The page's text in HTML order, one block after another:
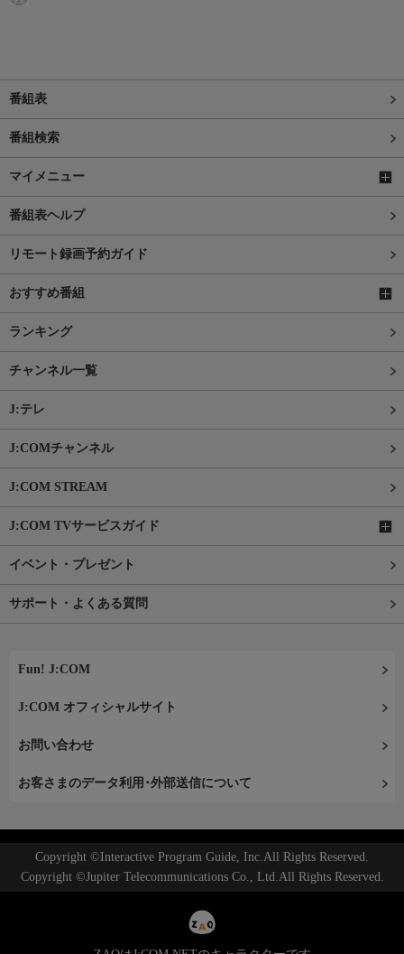
番組表
番組検索
マイメニュー
番組表ヘルプ
リモート録画予約ガイド
おすすめ番組
ランキング
チャンネル一覧
J:テレ
J:COMチャンネル
J:COM STREAM
J:COM TVサービスガイド
イベント・プレゼント
サポート・よくある質問
Fun! J:COM
J:COM オフィシャルサイト
お問い合わせ
お客さまのデータ利用･外部送信について
Copyright ©Interactive Program Guide, Inc.All Rights Reserved.
Copyright ©Jupiter Telecommunications Co., Ltd.All Rights Reserved.